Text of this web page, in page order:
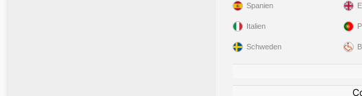
Spanien
Italien
Schweden